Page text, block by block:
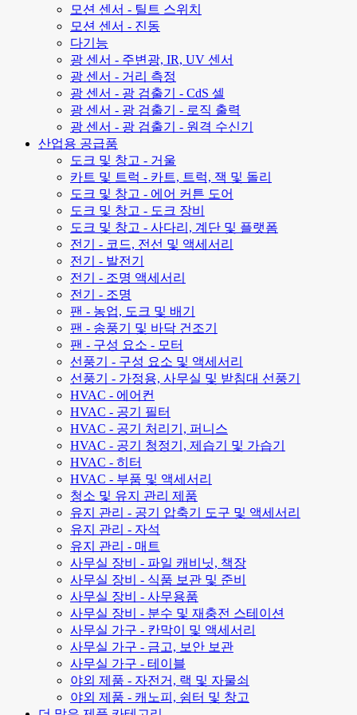
모션 센서 - 틸트 스위치
모션 센서 - 진동
다기능
광 센서 - 주변광, IR, UV 센서
광 센서 - 거리 측정
광 센서 - 광 검출기 - CdS 셀
광 센서 - 광 검출기 - 로직 출력
광 센서 - 광 검출기 - 원격 수신기
산업용 공급품
도크 및 창고 - 거울
카트 및 트럭 - 카트, 트럭, 잭 및 돌리
도크 및 창고 - 에어 커튼 도어
도크 및 창고 - 도크 장비
도크 및 창고 - 사다리, 계단 및 플랫폼
전기 - 코드, 전선 및 액세서리
전기 - 발전기
전기 - 조명 액세서리
전기 - 조명
팬 - 농업, 도크 및 배기
팬 - 송풍기 및 바닥 건조기
팬 - 구성 요소 - 모터
선풍기 - 구성 요소 및 액세서리
선풍기 - 가정용, 사무실 및 받침대 선풍기
HVAC - 에어컨
HVAC - 공기 필터
HVAC - 공기 처리기, 퍼니스
HVAC - 공기 청정기, 제습기 및 가습기
HVAC - 히터
HVAC - 부품 및 액세서리
청소 및 유지 관리 제품
유지 관리 - 공기 압축기 도구 및 액세서리
유지 관리 - 자석
유지 관리 - 매트
사무실 장비 - 파일 캐비닛, 책장
사무실 장비 - 식품 보관 및 준비
사무실 장비 - 사무용품
사무실 장비 - 분수 및 재충전 스테이션
사무실 가구 - 칸막이 및 액세서리
사무실 가구 - 금고, 보안 보관
사무실 가구 - 테이블
야외 제품 - 자전거, 랙 및 자물쇠
야외 제품 - 캐노피, 쉼터 및 창고